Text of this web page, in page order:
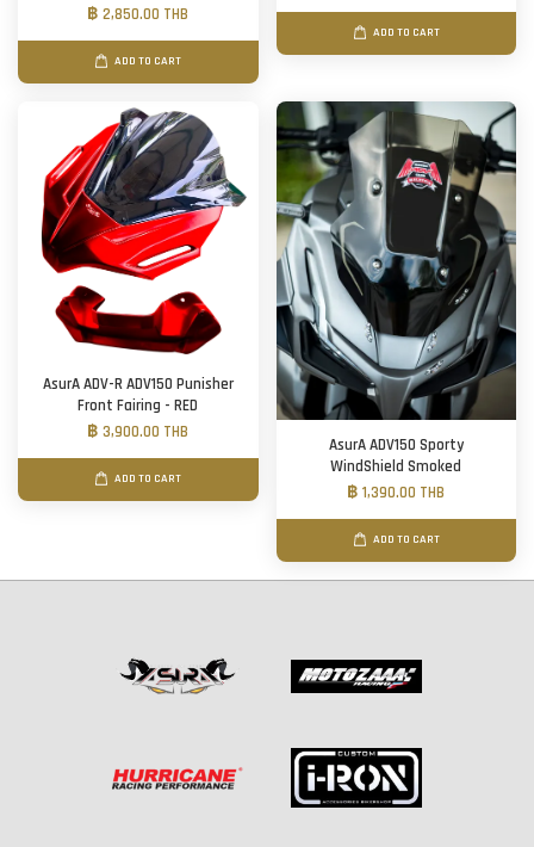
฿ 2,850.00 THB
ADD TO CART
ADD TO CART
AsurA ADV-R ADV150 Punisher
Front Fairing - RED
฿ 3,900.00 THB
ADD TO CART
AsurA ADV150 Sporty
WindShield Smoked
฿ 1,390.00 THB
ADD TO CART